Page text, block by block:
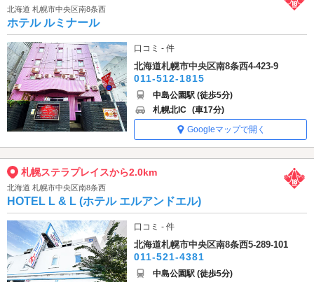
北海道 札幌市中央区南8条西
ホテル ルミナール
口コミ - 件
北海道札幌市中央区南8条西4-423-9
011-512-1815
中島公園駅 (徒歩5分)
札幌北IC (車17分)
Googleマップで開く
札幌ステラプレイスから2.0km
北海道 札幌市中央区南8条西
HOTEL L & L (ホテル エルアンドエル)
口コミ - 件
北海道札幌市中央区南8条西5-289-101
011-521-4381
中島公園駅 (徒歩5分)